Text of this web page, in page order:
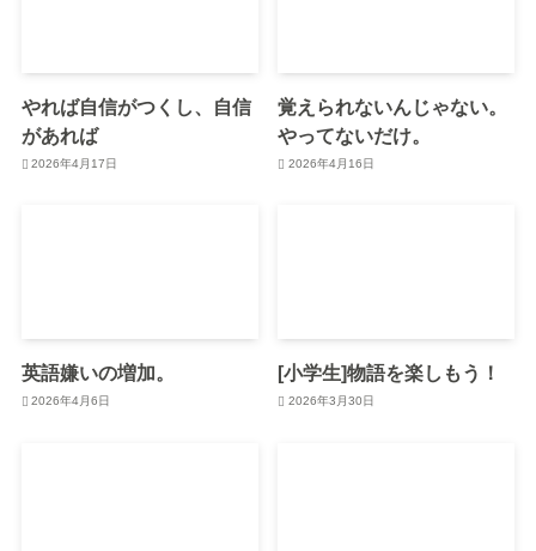
やれば自信がつくし、自信
があれば
2026年4月17日
覚えられないんじゃない。
やってないだけ。
2026年4月16日
英語嫌いの増加。
2026年4月6日
[小学生]物語を楽しもう！
2026年3月30日